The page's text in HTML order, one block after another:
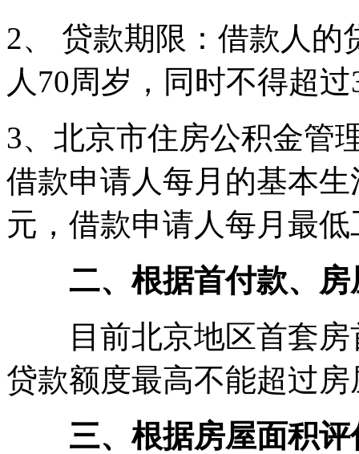
2、 贷款期限：借款人
人70周岁，同时不得超
3、北京市住房公积金管
借款申请人每月的基本
元，借款申请人每月最
二、根据首付款、
目前北京地区首套房
贷款额度最高不能超过
三、根据房屋面积